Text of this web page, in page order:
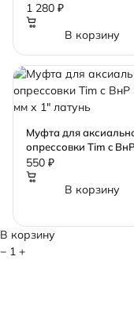
опрессовки Tim ВнР
(2.2) мм x 1/2" латунь
1 280 ₽
В корзину
Муфта для
опрессовки Tim c
(4.4) мм х 1" латунь
550 ₽
В корзину
В корзину
− 1 +